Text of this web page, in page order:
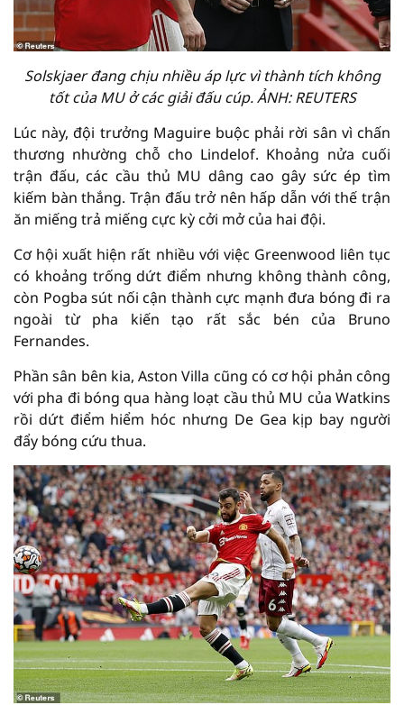
Solskjaer đang chịu nhiều áp lực vì thành tích không
tốt của MU ở các giải đấu cúp. ẢNH: REUTERS
Lúc này, đội trưởng Maguire buộc phải rời sân vì chấn
thương nhường chỗ cho Lindelof. Khoảng nửa cuối
trận đấu, các cầu thủ MU dâng cao gây sức ép tìm
kiếm bàn thắng. Trận đấu trở nên hấp dẫn với thế trận
ăn miếng trả miếng cực kỳ cởi mở của hai đội.
Cơ hội xuất hiện rất nhiều với việc Greenwood liên tục
có khoảng trống dứt điểm nhưng không thành công,
còn Pogba sút nối cận thành cực mạnh đưa bóng đi ra
ngoài từ pha kiến tạo rất sắc bén của Bruno
Fernandes.
Phần sân bên kia, Aston Villa cũng có cơ hội phản công
với pha đi bóng qua hàng loạt cầu thủ MU của Watkins
rồi dứt điểm hiểm hóc nhưng De Gea kịp bay người
đẩy bóng cứu thua.